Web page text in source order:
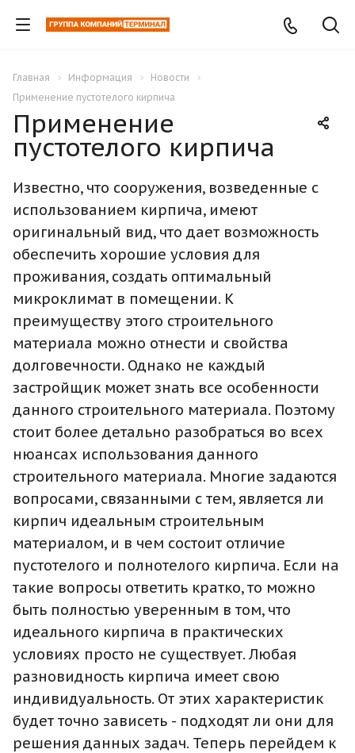
Главная Информация
Новости
Применение пустотелого кирпича
Применение
пустотелого кирпича
Известно, что сооружения, возведенные с
использованием кирпича, имеют
оригинальный вид, что дает возможность
обеспечить хорошие условия для
проживания, создать оптимальный
микроклимат в помещении. К
преимуществу этого строительного
материала можно отнести и свойства
долговечности. Однако не каждый
застройщик может знать все особенности
данного строительного материала. Поэтому
стоит более детально разобраться во всех
нюансах использования данного
строительного материала. Многие задаются
вопросами, связанными с тем, является ли
кирпич идеальным строительным
материалом, и в чем состоит отличие
пустотелого и полнотелого кирпича. Если на
такие вопросы ответить кратко, то можно
быть полностью уверенным в том, что
идеального кирпича в практических
условиях просто не существует. Любая
разновидность кирпича имеет свою
индивидуальность. От этих характеристик
будет точно зависеть - подходят ли они для
решения данных задач. Теперь перейдем к